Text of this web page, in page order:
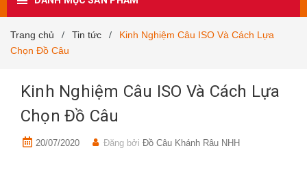
Trang chủ / Tin tức /
Kinh Nghiệm Câu ISO Và Cách Lựa
Chọn Đồ Câu
Kinh Nghiệm Câu ISO Và Cách Lựa
Chọn Đồ Câu
20/07/2020 Đăng bởi Đồ Câu Khánh Râu NHH